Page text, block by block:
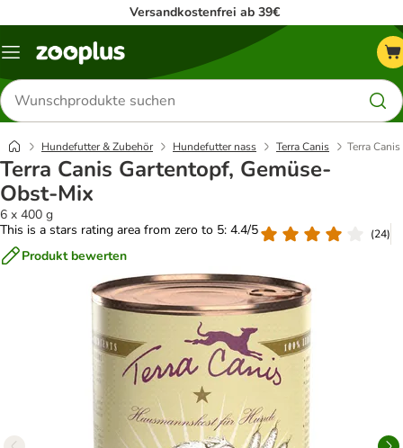
Versandkostenfrei ab 39€
Menü
Produkte
suchen
Hundefutter & Zubehör Hundefutter nass Terra Canis Terra
Terra Canis Gartentopf, Gemüse-
Obst-Mix
6 x 400 g
This is a stars rating area from zero to 5: 4.4/5
(24)
Produkt bewerten